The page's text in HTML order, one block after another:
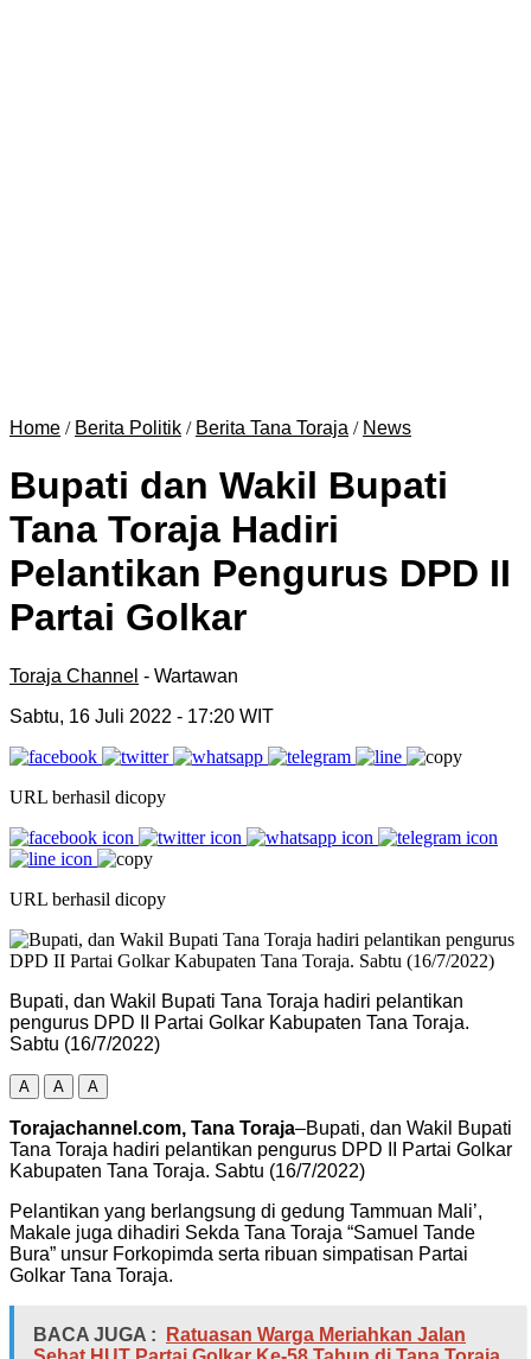
Home / Berita Politik / Berita Tana Toraja / News
Bupati dan Wakil Bupati
Tana Toraja Hadiri
Pelantikan Pengurus DPD II
Partai Golkar
Toraja Channel - Wartawan
Sabtu, 16 Juli 2022 - 17:20 WIT
URL berhasil dicopy
URL berhasil dicopy
Bupati, dan Wakil Bupati Tana Toraja hadiri pelantikan
pengurus DPD II Partai Golkar Kabupaten Tana Toraja.
Sabtu (16/7/2022)
A A A
Torajachannel.com, Tana Toraja–Bupati, dan Wakil Bupati
Tana Toraja hadiri pelantikan pengurus DPD II Partai Golkar
Kabupaten Tana Toraja. Sabtu (16/7/2022)
Pelantikan yang berlangsung di gedung Tammuan Mali’,
Makale juga dihadiri Sekda Tana Toraja “Samuel Tande
Bura” unsur Forkopimda serta ribuan simpatisan Partai
Golkar Tana Toraja.
BACA JUGA :
Ratuasan Warga Meriahkan Jalan